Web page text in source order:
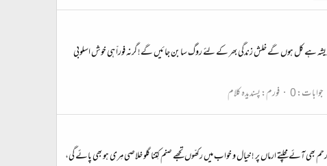
کل ہوں گے خلش زندگی بھر کے لئے روگ سا بن جائیں گے! گرنہ فوراّ ہی خوش اسلوبی
جوابات: 0 فورم:پسندیدہ کلام
آئے مچلتے ارماں پر ! خیال و خواب میں رکھّوں تجھے صنم کِتنا گلو خلاصی مِری ہو بھی پائے گی،